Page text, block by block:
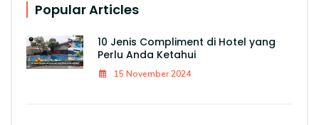
Popular Articles
10 Jenis Compliment di Hotel yang
Perlu Anda Ketahui
15 November 2024